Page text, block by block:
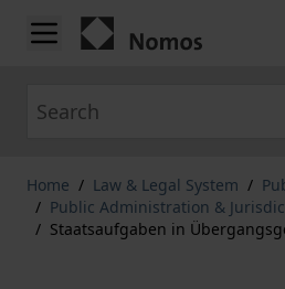
Skip to Content
Home / Law & Legal System /
/ Public Administration &
/ Staatsaufgaben in